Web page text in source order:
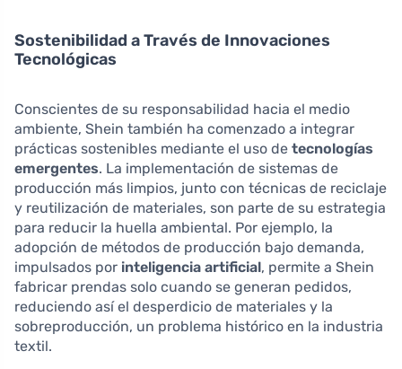
Sostenibilidad a Través de Innovaciones
Tecnológicas
Conscientes de su responsabilidad hacia el medio
ambiente, Shein también ha comenzado a integrar
prácticas sostenibles mediante el uso de tecnologías
emergentes. La implementación de sistemas de
producción más limpios, junto con técnicas de reciclaje
y reutilización de materiales, son parte de su estrategia
para reducir la huella ambiental. Por ejemplo, la
adopción de métodos de producción bajo demanda,
impulsados por inteligencia artificial, permite a Shein
fabricar prendas solo cuando se generan pedidos,
reduciendo así el desperdicio de materiales y la
sobreproducción, un problema histórico en la industria
textil.